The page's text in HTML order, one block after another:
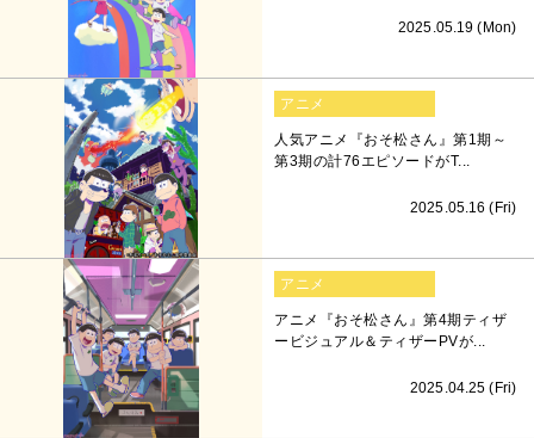
2025.05.19 (Mon)
アニメ
人気アニメ『おそ松さん』第1期～
第3期の計76エピソードがT...
2025.05.16 (Fri)
アニメ
アニメ『おそ松さん』第4期ティザ
ービジュアル＆ティザーPVが...
2025.04.25 (Fri)